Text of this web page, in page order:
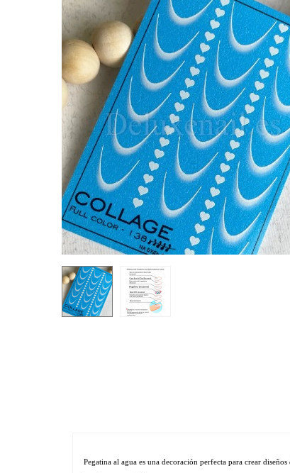
Pegatina al agua es una decoración perfecta para crear